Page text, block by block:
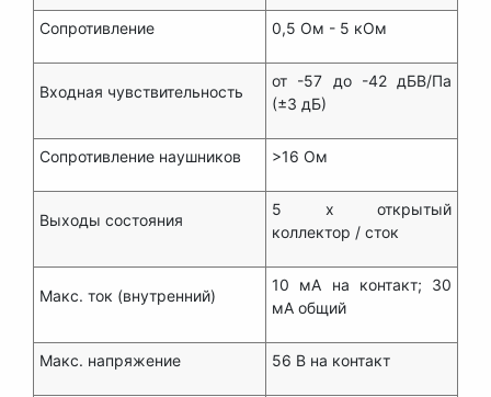
Сопротивление 0,5 Ом - 5 кОм
Входная чувствительность
от -57 до -42 дБВ/Па
(±3 дБ)
Сопротивление наушников >16 Ом
Выходы состояния
5 x открытый
коллектор / сток
Макс. ток (внутренний)
10 мА на контакт; 30
мА общий
Макс. напряжение 56 В на контакт